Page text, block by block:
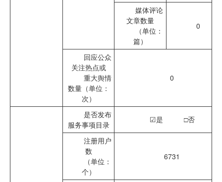
媒体评论
文章数量
（单位：
篇）
0
回应公众
关注热点或
重大舆情
数量（单位：
次）
0
是否发布
服务事项目录
☑是 □否
注册用户
数
（单位：
个）
6731